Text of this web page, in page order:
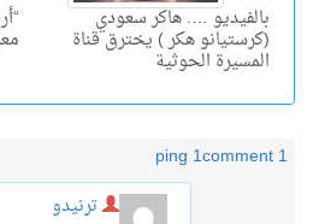
بالفيديو …. هاكر سعودي
(كرستيانو هكر ) يخترق قناة
المسيرة الحوثية
1 comment
1 ping
ترنيدو